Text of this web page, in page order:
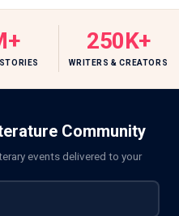
250K+
WRITERS & CREATORS
Community
events delivered to your